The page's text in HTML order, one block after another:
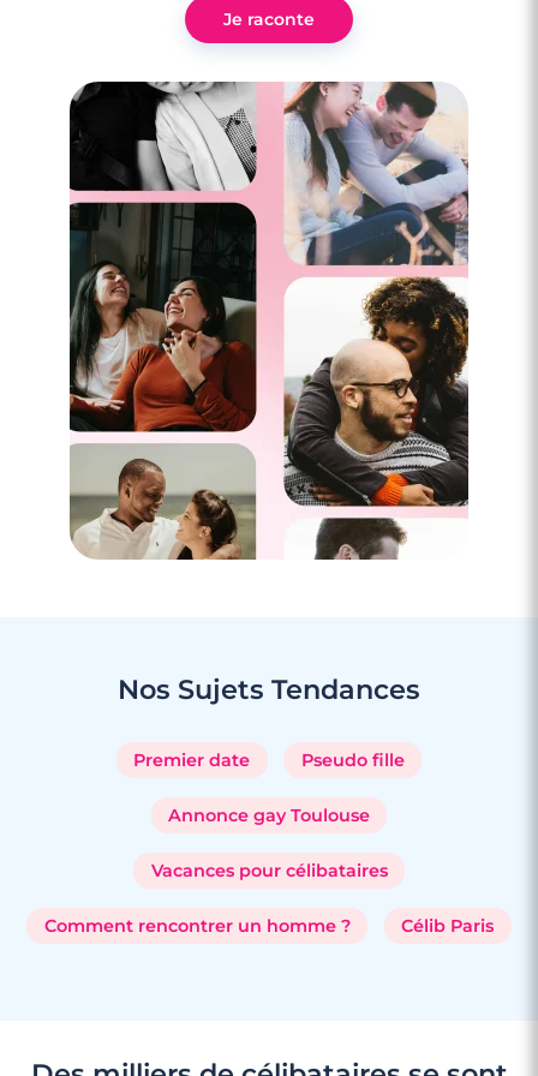
Idées pour un premier rendez-vous… en
hiver
Je raconte
Nos Sujets Tendances
Premier date Pseudo fille
Annonce gay Toulouse
Vacances pour célibataires
Comment rencontrer un homme ? Célib Paris